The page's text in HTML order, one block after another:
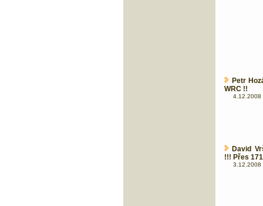
Petr
WRC !!
4.12.2008
David
!!! Přes
3.12.2008